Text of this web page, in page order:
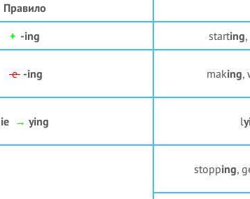
Правило
+-ing starting
e -ing making,
ie → ying l
stopping,